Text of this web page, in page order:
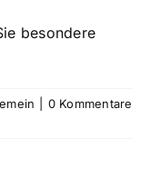
besondere
0 Kommentare